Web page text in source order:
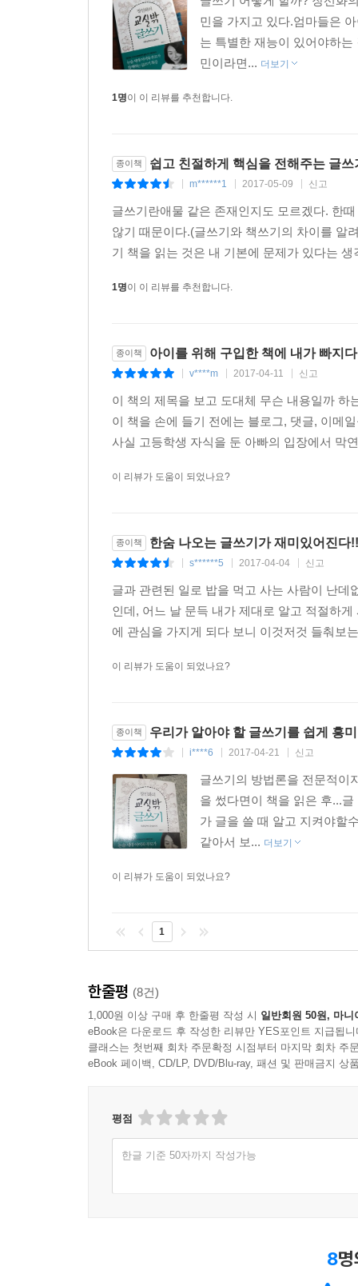
민을 가지고 있다.엄마들은
는 특별한 재능이 있어야하
민이라면... 더보기
1명이 이 리뷰를 추천합니다.
종이책 쉽고 친절하게 핵심을 전해주는 글쓰
m******1 2017-05-09 신고
글쓰기란애물 같은 존재인지도 모르겠다. 한
않기 때문이다.(글쓰기와 책쓰기의 차이를 알
기 책을 읽는 것은 내 기본에 문제가 있다는
1명이 이 리뷰를 추천합니다.
종이책 아이를 위해 구입한 책에 내가 빠지
v****m 2017-04-11 신고
이 책의 제목을 보고 도대체 무슨 내용일까
이 책을 손에 들기 전에는 블로그, 댓글, 이메
사실 고등학생 자식을 둔 아빠의 입장에서 막
이 리뷰가 도움이 되었나요?
종이책 한숨 나오는 글쓰기가 재미있어진다
s******5 2017-04-04 신고
글과 관련된 일로 밥을 먹고 사는 사람이 난
인데, 어느 날 문득 내가 제대로 알고 적절하
에 관심을 가지게 되다 보니 이것저것 들춰보
이 리뷰가 도움이 되었나요?
종이책 우리가 알아야 할 글쓰기를 쉽게 흥
i****6 2017-04-21 신고
글쓰기의 방법론을 전문적이
을 썼다면이 책을 읽은 후...
가 글을 쓸 때 알고 지켜야할
같아서 보... 더보기
이 리뷰가 도움이 되었나요?
1
한줄평 (8건)
1,000원 이상 구매 후 한줄평 작성 시 일반회원 50원, 마니
eBook은 다운로드 후 작성한 리뷰만 YES포인트 지급됩니
클래스는 첫번째 회차 주문확정 시점부터 마지막 회차 주
eBook 페이백, CD/LP, DVD/Blu-ray, 패션 및 판매금지 상
평점
한글 기준 50자까지 작성가능
8